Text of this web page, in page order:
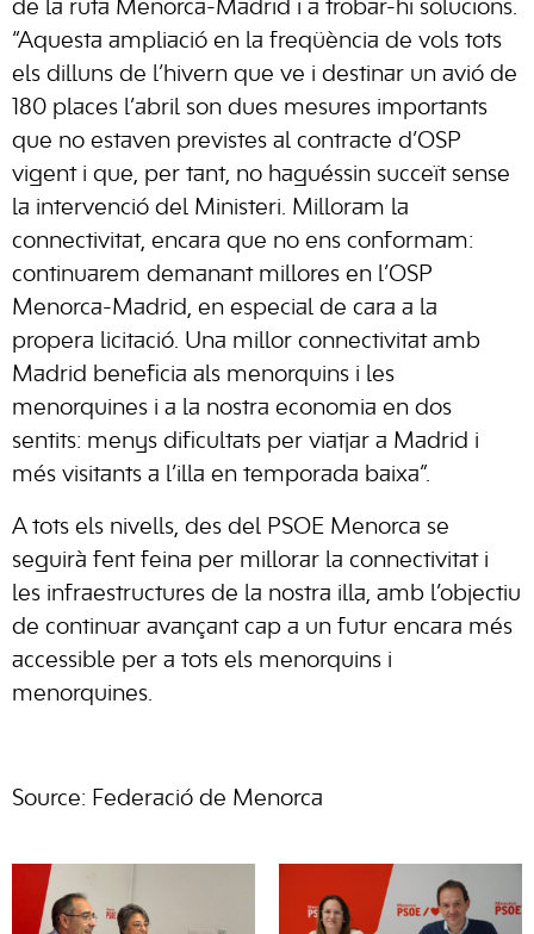
de la ruta Menorca-Madrid i a trobar-hi solucions.
“Aquesta ampliació en la freqüència de vols tots
els dilluns de l’hivern que ve i destinar un avió de
180 places l’abril son dues mesures importants
que no estaven previstes al contracte d’OSP
vigent i que, per tant, no haguéssin succeït sense
la intervenció del Ministeri. Milloram la
connectivitat, encara que no ens conformam:
continuarem demanant millores en l’OSP
Menorca-Madrid, en especial de cara a la
propera licitació. Una millor connectivitat amb
Madrid beneficia als menorquins i les
menorquines i a la nostra economia en dos
sentits: menys dificultats per viatjar a Madrid i
més visitants a l’illa en temporada baixa”.
A tots els nivells, des del PSOE Menorca se
seguirà fent feina per millorar la connectivitat i
les infraestructures de la nostra illa, amb l’objectiu
de continuar avançant cap a un futur encara més
accessible per a tots els menorquins i
menorquines.
Source: Federació de Menorca